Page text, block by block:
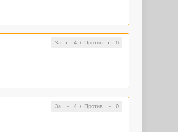
За 4/ Против 0
За 4/ Против 0